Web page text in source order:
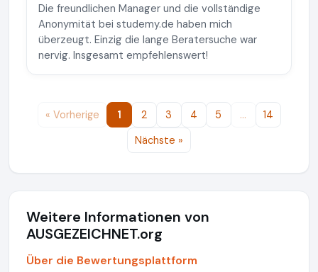
Die freundlichen Manager und die vollständige
Anonymität bei studemy.de haben mich
überzeugt. Einzig die lange Beratersuche war
nervig. Insgesamt empfehlenswert!
« Vorherige 1 2 3 4 5 …
14
Nächste »
Weitere Informationen von
AUSGEZEICHNET.org
Über die Bewertungsplattform